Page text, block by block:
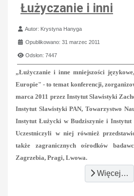
Łużyczanie i inni
Szczegóły
Autor: Krystyna Hanyga
Opublikowano: 31 marzec 2011
Odsłon: 7447
„Łużyczanie i inne mniejszości
Europie" - to temat konferencji,
marca 2011 przez Instytut Slawistyki
Instytut Slawistyki PAN, Towarzystwo
Instytut Łużycki w Budziszynie i Instytut
Uczestniczyli w niej również
także zagranicznych ośrodków
Zagrzebia, Pragi, Lwowa.
Więcej…